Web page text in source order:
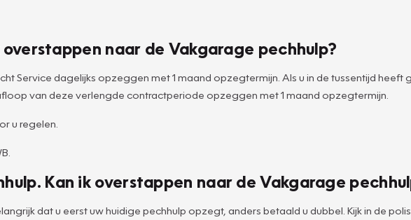
naar de Vakgarage pechhulp?
Service dagelijks opzeggen met 1 maand opzegtermijn. Als u in de tussentijd
van deze verlengde contractperiode opzeggen met 1 maand opzegtermijn.
u regelen.
Kan ik overstappen naar de Vakgarage
dat u eerst uw huidige pechhulp opzegt, anders betaald u dubbel. Kijk in de